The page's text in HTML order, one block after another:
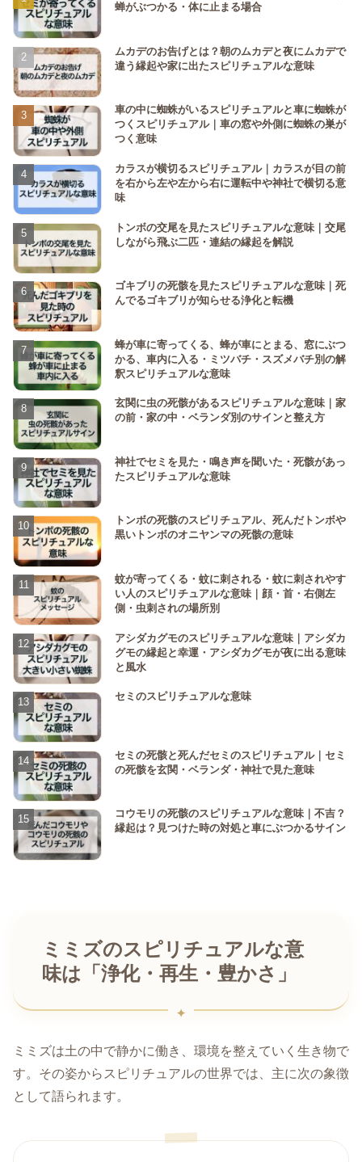
蝉がぶつかる・体に止まる場合
ムカデのお告げとは？朝のムカデと夜にムカデで
違う縁起や家に出たスピリチュアルな意味
車の中に蜘蛛がいるスピリチュアルと車に蜘蛛が
つくスピリチュアル｜車の窓や外側に蜘蛛の巣が
つく意味
カラスが横切るスピリチュアル｜カラスが目の前
を右から左や左から右に運転中や神社で横切る意
味
トンボの交尾を見たスピリチュアルな意味｜交尾
しながら飛ぶ二匹・連結の縁起を解説
ゴキブリの死骸を見たスピリチュアルな意味｜死
んでるゴキブリが知らせる浄化と転機
蜂が車に寄ってくる、蜂が車にとまる、窓にぶつ
かる、車内に入る・ミツバチ・スズメバチ別の解
釈スピリチュアルな意味
玄関に虫の死骸があるスピリチュアルな意味｜家
の前・家の中・ベランダ別のサインと整え方
神社でセミを見た・鳴き声を聞いた・死骸があっ
たスピリチュアルな意味
トンボの死骸のスピリチュアル、死んだトンボや
黒いトンボのオニヤンマの死骸の意味
蚊が寄ってくる・蚊に刺される・蚊に刺されやす
い人のスピリチュアルな意味｜顔・首・右側左
側・虫刺されの場所別
アシダカグモのスピリチュアルな意味｜アシダカ
グモの縁起と幸運・アシダカグモが夜に出る意味
と風水
セミのスピリチュアルな意味
セミの死骸と死んだセミのスピリチュアル｜セミ
の死骸を玄関・ベランダ・神社で見た意味
コウモリの死骸のスピリチュアルな意味｜不吉？
縁起は？見つけた時の対処と車にぶつかるサイン
ミミズのスピリチュアルな意
味は「浄化・再生・豊かさ」
ミミズは土の中で静かに働き、環境を整えていく生き物で
す。その姿からスピリチュアルの世界では、主に次の象徴
として語られます。